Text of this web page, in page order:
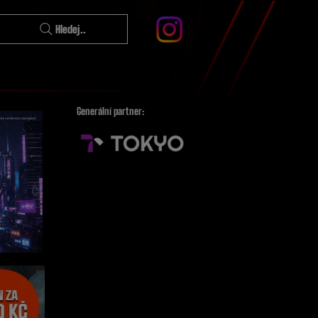
Hledej..
Generální partner: